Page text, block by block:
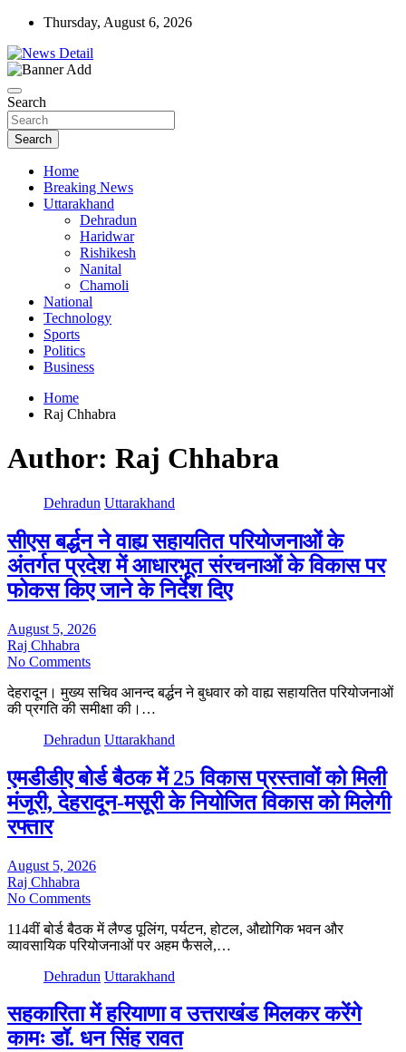
Skip
content
Thursday, August 6, 2026
News Detail
Search
Search
Home
Breaking News
Uttarakhand
Dehradun
Haridwar
Rishikesh
Nanital
Chamoli
National
Technology
Sports
Politics
Business
Home
Raj Chhabra
Author: Raj Chhabra
Dehradun Uttarakhand
सीएस बर्द्धन ने वाह्य सहायतित परियोजनाओं के
अंतर्गत प्रदेश में आधारभूत संरचनाओं के विकास पर
फोकस किए जाने के निर्देश दिए
August 5, 2026
Raj Chhabra
No Comments
देहरादून। मुख्य सचिव आनन्द बर्द्धन ने बुधवार को वाह्य सहायतित परियोजनाओं
की प्रगति की समीक्षा की।…
Dehradun Uttarakhand
एमडीडीए बोर्ड बैठक में 25 विकास प्रस्तावों को मिली
मंजूरी, देहरादून-मसूरी के नियोजित विकास को मिलेगी
रफ्तार
August 5, 2026
Raj Chhabra
No Comments
114वीं बोर्ड बैठक में लैण्ड पूलिंग, पर्यटन, होटल, औद्योगिक भवन और
व्यावसायिक परियोजनाओं पर अहम फैसले,…
Dehradun Uttarakhand
सहकारिता में हरियाणा व उत्तराखंड मिलकर करेंगे
कामः डॉ. धन सिंह रावत